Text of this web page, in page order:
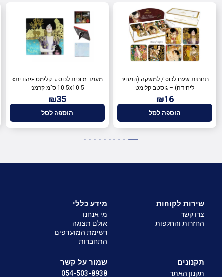
תחתית שעם לכוס / למשקה (המחיר
ליחידה) – גוסטב קלימט
₪16
הוספה לסל
מעמד זכוכית לכוס ג. קלימט «יהודית»
10.5x10.5 ס"מ קרמני
₪35
הוספה לסל
שירות לקוחות
צרו קשר
החזרות והחלפות
מידע כללי
מי אנחנו
אולם תצוגה
רשימת המועדפים
התחברות
תקנונים
תקנון האתר
שמור על קשר
054-503-8938